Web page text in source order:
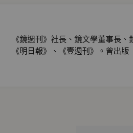
《鏡週刊》社長、鏡文學董事長
《明日報》、《壹週刊》。曾出